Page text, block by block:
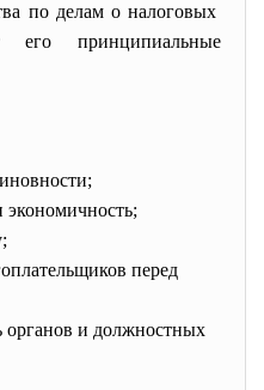
по делам о налоговых
его принципиальные
экономичность;
перед
органов и должностных